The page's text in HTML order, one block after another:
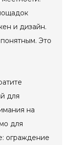
и дизайн.
Это
для
на
для
ограждение